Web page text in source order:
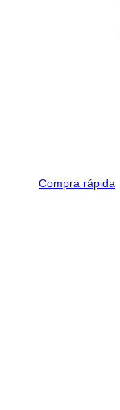
Compra rápida